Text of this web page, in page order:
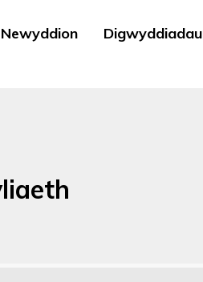
Newyddion Digwyddiadau